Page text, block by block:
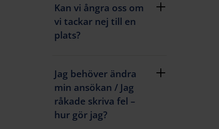
Kan vi ångra oss om
vi tackar nej till en
plats?
Jag behöver ändra
min ansökan / Jag
råkade skriva fel –
hur gör jag?